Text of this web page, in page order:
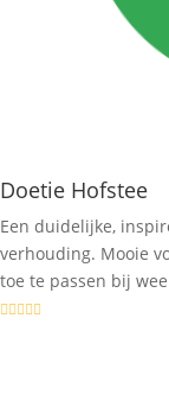
Doetie Hofstee
Een duidelijke,
verhouding. Mooie
toe te passen bij
